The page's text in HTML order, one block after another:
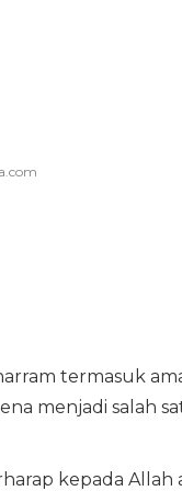
termasuk
menjadi salah
kepada